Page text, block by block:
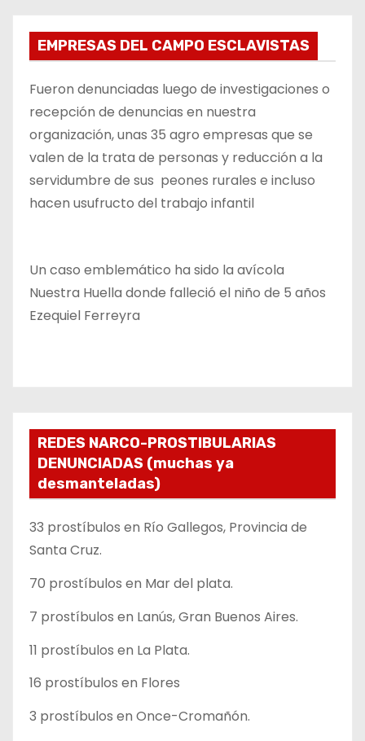
EMPRESAS DEL CAMPO ESCLAVISTAS
Fueron denunciadas luego de investigaciones o
recepción de denuncias en nuestra
organización, unas 35 agro empresas que se
valen de la trata de personas y reducción a la
servidumbre de sus peones rurales e incluso
hacen usufructo del trabajo infantil
Un caso emblemático ha sido la avícola
Nuestra Huella donde falleció el niño de 5 años
Ezequiel Ferreyra
REDES NARCO-PROSTIBULARIAS
DENUNCIADAS (muchas ya
desmanteladas)
33 prostíbulos en Río Gallegos, Provincia de
Santa Cruz.
70 prostíbulos en Mar del plata.
7 prostíbulos en Lanús, Gran Buenos Aires.
11 prostíbulos en La Plata.
16 prostíbulos en Flores
3 prostíbulos en Once-Cromañón.